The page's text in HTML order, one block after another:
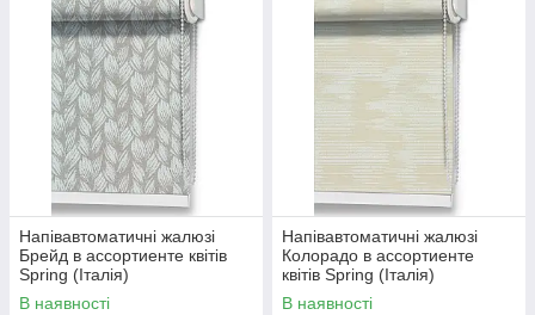
Напівавтоматичні жалюзі
Брейд в ассортиенте квітів
Spring (Італія)
В наявності
Напівавтоматичні жалюзі
Колорадо в ассортиенте
квітів Spring (Італія)
В наявності